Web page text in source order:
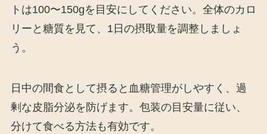
トは100〜150gを目安にしてください。全体のカロ
リーと糖質を見て、1日の摂取量を調整しましょ
う。
日中の間食として摂ると血糖管理がしやすく、過
剰な皮脂分泌を防げます。包装の目安量に従い、
分けて食べる方法も有効です。